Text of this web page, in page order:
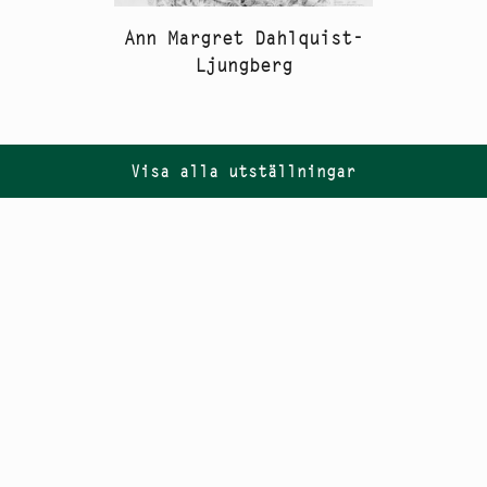
Ann Margret Dahlquist-
Ljungberg
Visa alla utställningar